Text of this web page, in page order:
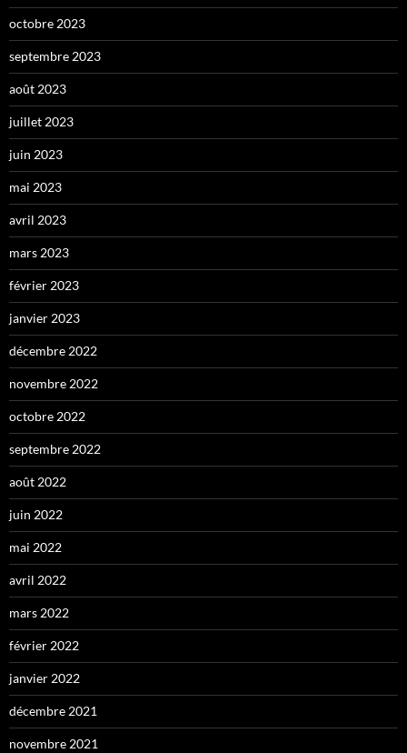
octobre 2023
septembre 2023
août 2023
juillet 2023
juin 2023
mai 2023
avril 2023
mars 2023
février 2023
janvier 2023
décembre 2022
novembre 2022
octobre 2022
septembre 2022
août 2022
juin 2022
mai 2022
avril 2022
mars 2022
février 2022
janvier 2022
décembre 2021
novembre 2021